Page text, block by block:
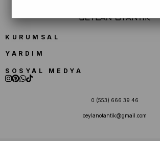
KURUMSAL
YARDIM
SOSYAL MEDYA
0 (553) 666 39 46
ceylanotantik@gmail.com